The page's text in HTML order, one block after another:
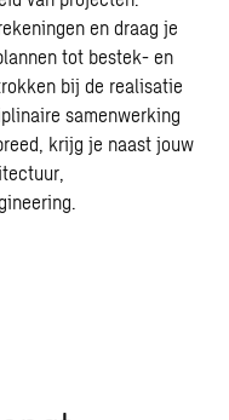
en draag je
tot bestek- en
bij de realisatie
samenwerking
krijg je naast jouw